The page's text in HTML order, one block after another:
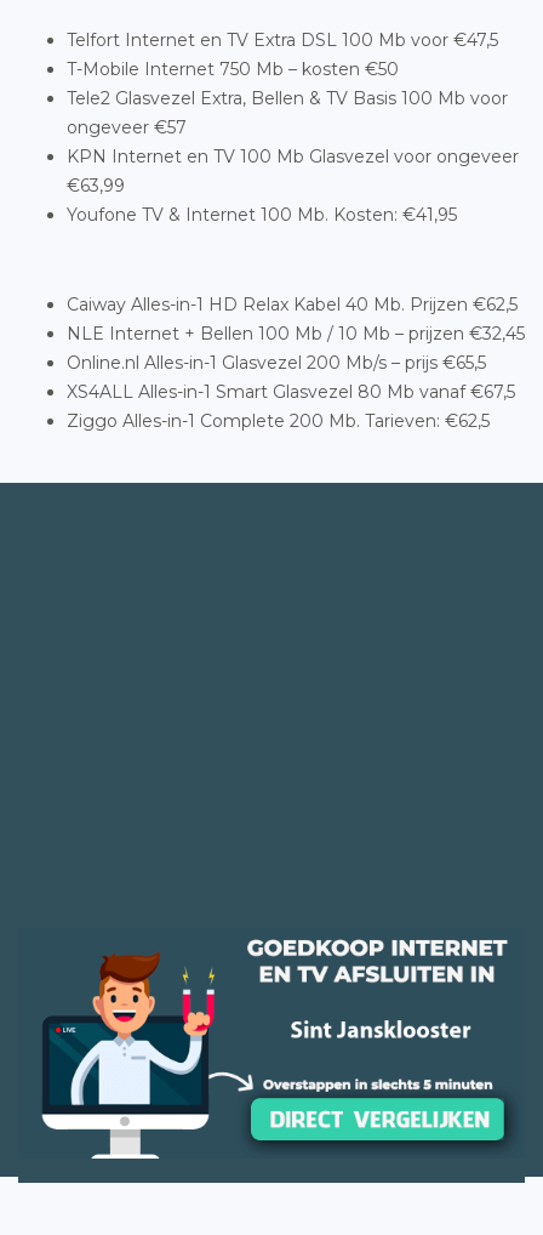
Telfort Internet en TV Extra DSL 100 Mb voor €47,5
T-Mobile Internet 750 Mb – kosten €50
Tele2 Glasvezel Extra, Bellen & TV Basis 100 Mb voor
ongeveer €57
KPN Internet en TV 100 Mb Glasvezel voor ongeveer
€63,99
Youfone TV & Internet 100 Mb. Kosten: €41,95
Caiway Alles-in-1 HD Relax Kabel 40 Mb. Prijzen €62,5
NLE Internet + Bellen 100 Mb / 10 Mb – prijzen €32,45
Online.nl Alles-in-1 Glasvezel 200 Mb/s – prijs €65,5
XS4ALL Alles-in-1 Smart Glasvezel 80 Mb vanaf €67,5
Ziggo Alles-in-1 Complete 200 Mb. Tarieven: €62,5